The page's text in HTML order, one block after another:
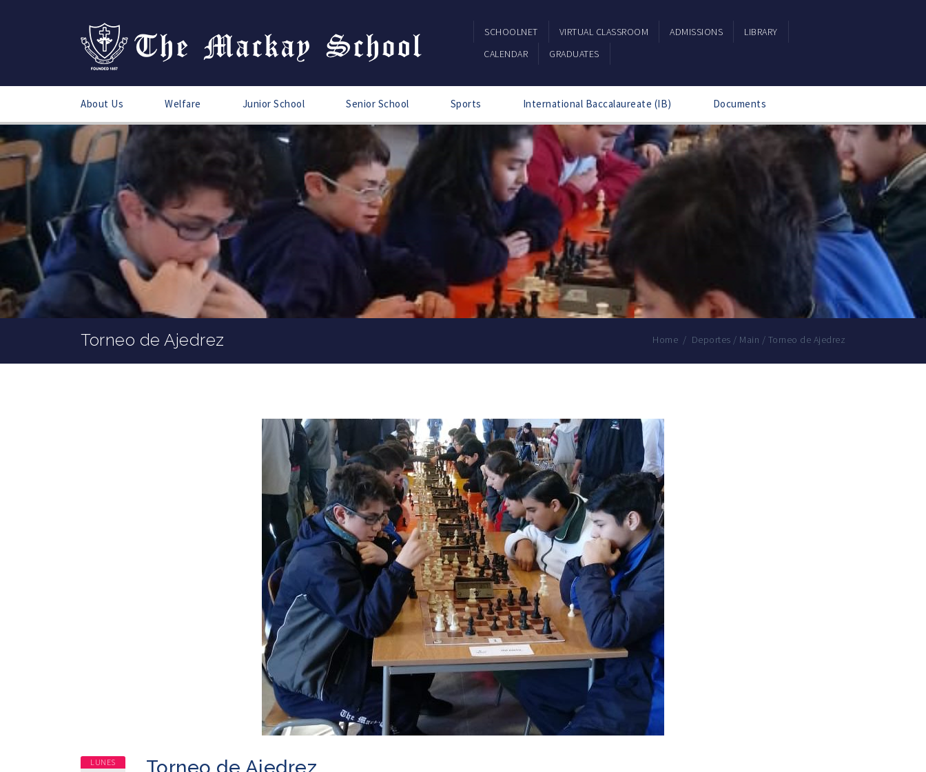
SCHOOLNET VIRTUAL CLASSROOM ADMISSIONS
LIBRARY
CALENDAR
GRADUATES
About Us Welfare Junior School Senior School Sports International Baccalaureate (IB) Documents
Torneo de Ajedrez Home / Deportes / Main / Torneo de Ajedrez
LUNES